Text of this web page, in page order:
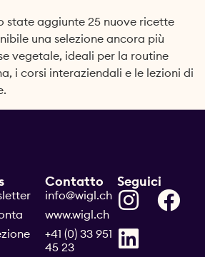
state aggiunte 25 nuove ricette
una selezione ancora più
vegetale, ideali per la routine
i corsi interaziendali e le lezioni di
Contatto
info@wigl.ch
www.wigl.ch
+41 (0) 33 951
45 23
Seguici